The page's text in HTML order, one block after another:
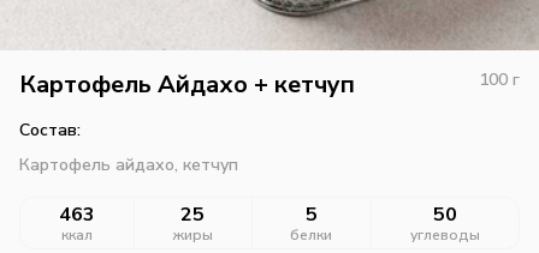
Картофель Айдахо + кетчуп 100 г
Состав:
Картофель айдахо, кетчуп
463
ккал
25
жиры
5
белки
50
углеводы